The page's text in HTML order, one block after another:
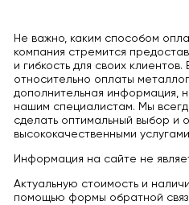
Не важно, каким способом
компания стремится
и гибкость для своих
относительно оплаты
дополнительная информация,
нашим специалистам. Мы
сделать оптимальный выбор и
высококачественными
Информация на сайте не
Актуальную стоимость и
помощью формы обратной